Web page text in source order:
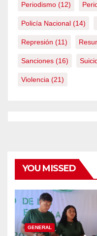
Periodismo (12)
Policía Nacional (14)
Represión (11)
Sanciones (16)
Violencia (21)
YOU MISSED
GENERAL